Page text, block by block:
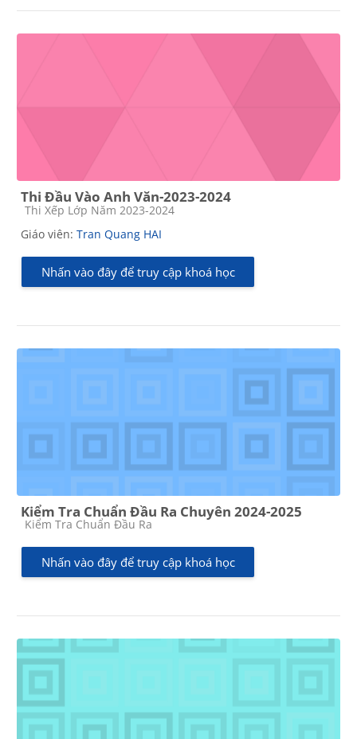
Thi Đầu Vào Anh Văn-2023-2024
Các loại khóa học
Thi Xếp Lớp Năm 2023-2024
Giáo viên: Tran Quang HAI
Nhấn vào đây để truy cập khoá học
Kiểm Tra Chuẩn Đầu Ra Chuyên 2024-2025
Các loại khóa học
Kiểm Tra Chuẩn Đầu Ra
Nhấn vào đây để truy cập khoá học